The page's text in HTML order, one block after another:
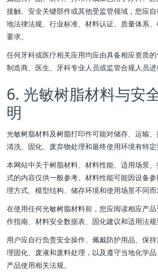
接触、安全关键部件或其他受监管领域，您应
地法律法规、行业标准、材料认证、质量体系
要求。
任何牙科或医疗相关应用均应由具备相应资质的
制造商、医生、牙科专业人员或监管合规人员进
6. 光敏树脂材料与安
明
光敏树脂材料及树脂打印件可能对储存、运输、
清洗、固化、废弃物处理和最终使用环境有特定
本网站中关于树脂材料、材料性能、适用场景
式的内容仅供一般参考。材料性能可能因设备
理方式、模型结构、储存环境和使用场景不同而
在使用任何光敏树脂材料前，您应阅读相应产
作指南、材料安全数据表、固化建议和适用法规
用户应自行负责安全操作、佩戴防护用品、保
理固化、废液和废料处理，以及遵守当地化学
产品使用相关法规。